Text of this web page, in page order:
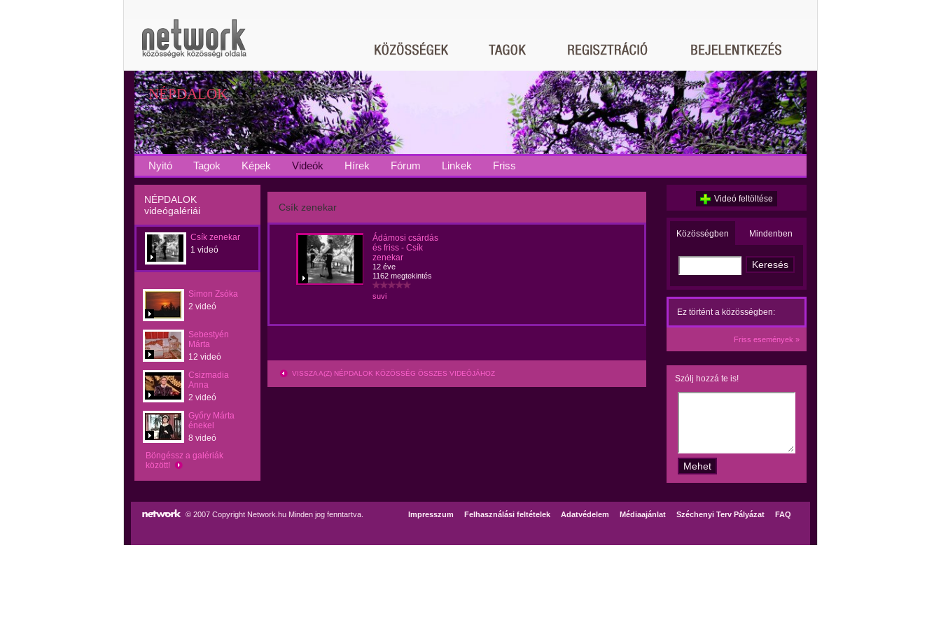
NÉPDALOK
Nyitó Tagok Képek Videók Hírek Fórum Linkek Friss
NÉPDALOK
videógalériái
Csík zenekar
1 videó
Simon Zsóka
2 videó
Sebestyén
Márta
12 videó
Csizmadia
Anna
2 videó
Győry Márta
énekel
8 videó
Böngéssz a galériák
között!
Csík zenekar
Ádámosi csárdás
és friss - Csík
zenekar
12 éve
1162 megtekintés
suvi
VISSZA A(Z) NÉPDALOK KÖZÖSSÉG ÖSSZES VIDEÓJÁHOZ
Videó feltöltése
Közösségben Mindenben
Ez történt a közösségben:
Friss események »
Szólj hozzá te is!
© 2007 Copyright Network.hu Minden jog fenntartva. Impresszum Felhasználási feltételek Adatvédelem Médiaajánlat Széchenyi Terv Pályázat FAQ